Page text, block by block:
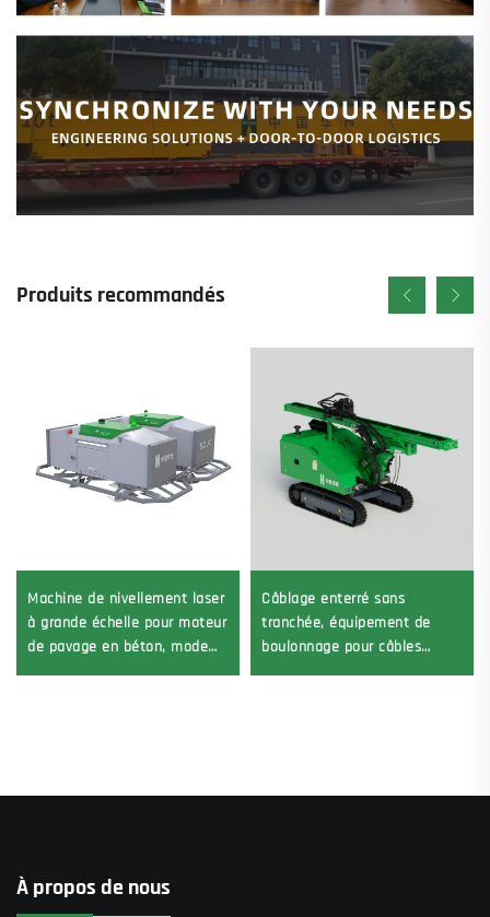
Produits recommandés
Machine de nivellement laser
à grande échelle pour moteur
de pavage en béton, mode
d'entraînement par vibreur,
Câblage enterré sans
tranchée, équipement de
boulonnage pour câbles
souterrains, machine de
À propos de nous